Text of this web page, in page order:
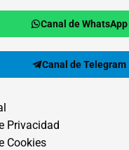
Canal de WhatsApp
Canal de Telegram
Privacidad
Cookies